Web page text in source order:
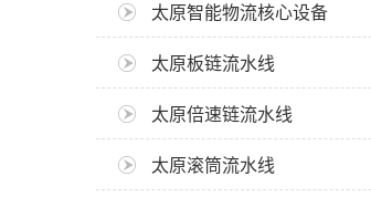
太原智能物流核心设备
太原板链流水线
太原倍速链流水线
太原滚筒流水线